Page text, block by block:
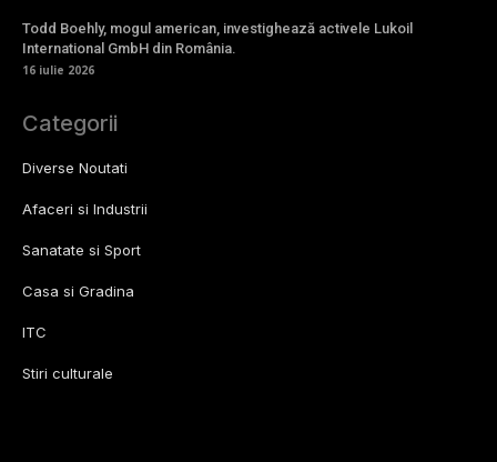
Todd Boehly, mogul american, investighează activele Lukoil
International GmbH din România.
16 iulie 2026
Categorii
Diverse Noutati
Afaceri si Industrii
Sanatate si Sport
Casa si Gradina
ITC
Stiri culturale